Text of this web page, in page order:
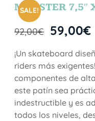
SALE!
MONSTER 7,5″
92,00€ 59,00€
¡Un skateboard
riders más
componentes de
este patín sea
indestructible y es
todos los niveles,